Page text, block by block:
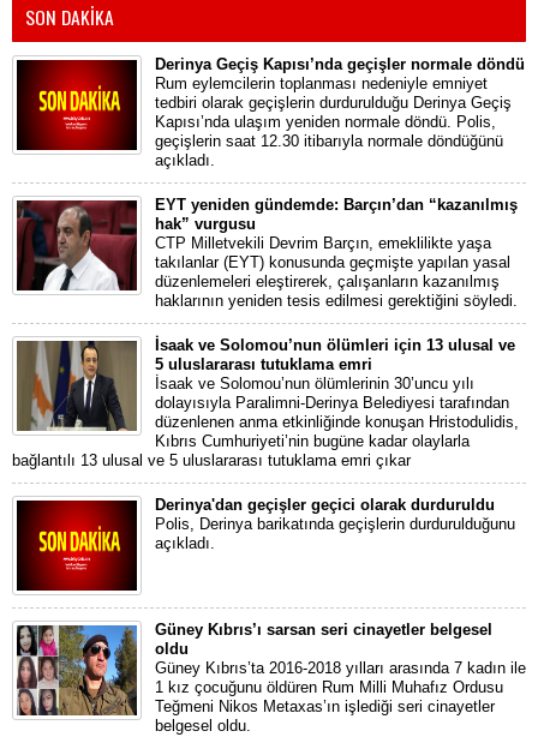
SON DAKİKA
Derinya Geçiş Kapısı’nda geçişler normale döndü
Rum eylemcilerin toplanması nedeniyle emniyet
tedbiri olarak geçişlerin durdurulduğu Derinya Geçiş
Kapısı’nda ulaşım yeniden normale döndü. Polis,
geçişlerin saat 12.30 itibarıyla normale döndüğünü
açıkladı.
EYT yeniden gündemde: Barçın’dan “kazanılmış
hak” vurgusu
CTP Milletvekili Devrim Barçın, emeklilikte yaşa
takılanlar (EYT) konusunda geçmişte yapılan yasal
düzenlemeleri eleştirerek, çalışanların kazanılmış
haklarının yeniden tesis edilmesi gerektiğini söyledi.
İsaak ve Solomou’nun ölümleri için 13 ulusal ve
5 uluslararası tutuklama emri
İsaak ve Solomou’nun ölümlerinin 30’uncu yılı
dolayısıyla Paralimni-Derinya Belediyesi tarafından
düzenlenen anma etkinliğinde konuşan Hristodulidis,
Kıbrıs Cumhuriyeti’nin bugüne kadar olaylarla
bağlantılı 13 ulusal ve 5 uluslararası tutuklama emri çıkar
Derinya'dan geçişler geçici olarak durduruldu
Polis, Derinya barikatında geçişlerin durdurulduğunu
açıkladı.
Güney Kıbrıs’ı sarsan seri cinayetler belgesel
oldu
Güney Kıbrıs’ta 2016-2018 yılları arasında 7 kadın ile
1 kız çocuğunu öldüren Rum Milli Muhafız Ordusu
Teğmeni Nikos Metaxas’ın işlediği seri cinayetler
belgesel oldu.